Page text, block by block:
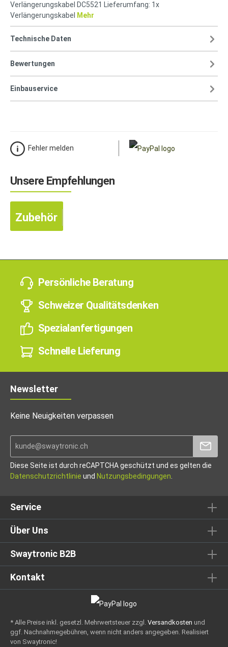
Verlängerungskabel DC5521 Lieferumfang: 1x
Verlängerungskabel
Mehr
Technische Daten
Bewertungen
Einbauservice
Fehler melden
Unsere Empfehlungen
Zubehör
Persönliche Beratung
Schweizer Qualitätsdenken
Spezialanfertigungen
Schnelle Lieferung
Newsletter
Keine Neuigkeiten verpassen
Diese Seite ist durch reCAPTCHA geschützt und es gelten die
Datenschutzrichtlinie und Nutzungsbedingungen
Service
Über Uns
Swaytronic B2B
Kontakt
* Alle Preise inkl. gesetzl. Mehrwertsteuer zzgl. Versandkosten und
ggf. Nachnahmegebühren, wenn nicht anders angegeben. Realisiert
von Swaytronic!